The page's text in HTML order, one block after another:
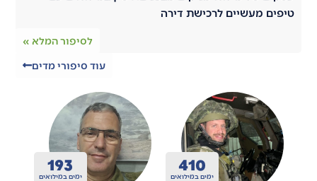
טיפים מעשיים לרכישת דירה
לסיפור המלא »
עוד סיפורי מדים
ימים במילואים
410
ימים במילואים
200